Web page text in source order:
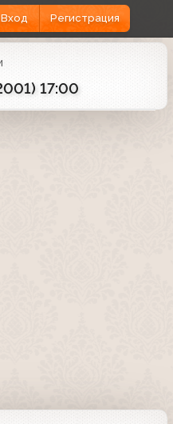
Вход Регистрация
17:00